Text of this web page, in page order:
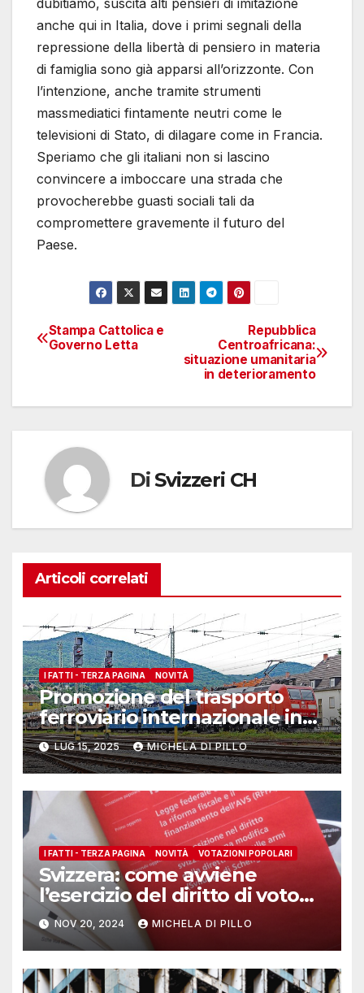
dubitiamo, suscita alti pensieri di imitazione
anche qui in Italia, dove i primi segnali della
repressione della libertà di pensiero in materia
di famiglia sono già apparsi all’orizzonte. Con
l’intenzione, anche tramite strumenti
massmediatici fintamente neutri come le
televisioni di Stato, di dilagare come in Francia.
Speriamo che gli italiani non si lascino
convincere a imboccare una strada che
provocherebbe guasti sociali tali da
compromettere gravemente il futuro del
Paese.
Navigazione
Repubblica
Centroafricana:
situazione umanitaria
in deterioramento
Stampa Cattolica e
Governo Letta
Di Svizzeri CH
Articoli correlati
I FATTI - TERZA PAGINA NOVITÀ
Promozione del trasporto
ferroviario internazionale in
Svizzera
LUG 15, 2025 MICHELA DI PILLO
I FATTI - TERZA PAGINA NOVITÀ VOTAZIONI POPOLARI
Svizzera: come avviene
l’esercizio del diritto di voto
dall’estero con il materiale
cartaceo
NOV 20, 2024 MICHELA DI PILLO